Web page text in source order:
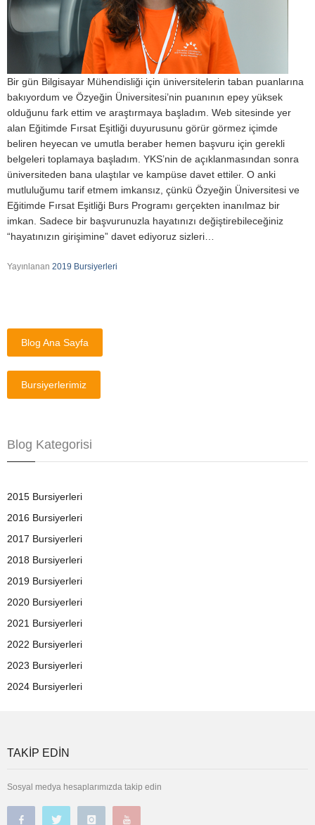
Bir gün Bilgisayar Mühendisliği için üniversitelerin taban puanlarına
bakıyordum ve Özyeğin Üniversitesi’nin puanının epey yüksek
olduğunu fark ettim ve araştırmaya başladım. Web sitesinde yer
alan Eğitimde Fırsat Eşitliği duyurusunu görür görmez içimde
beliren heyecan ve umutla beraber hemen başvuru için gerekli
belgeleri toplamaya başladım. YKS’nin de açıklanmasından sonra
üniversiteden bana ulaştılar ve kampüse davet ettiler. O anki
mutluluğumu tarif etmem imkansız, çünkü Özyeğin Üniversitesi ve
Eğitimde Fırsat Eşitliği Burs Programı gerçekten inanılmaz bir
imkan. Sadece bir başvurunuzla hayatınızı değiştirebileceğiniz
“hayatınızın girişimine” davet ediyoruz sizleri…
Yayınlanan 2019 Bursiyerleri
Blog Ana Sayfa
Bursiyerlerimiz
Blog Kategorisi
2015 Bursiyerleri
2016 Bursiyerleri
2017 Bursiyerleri
2018 Bursiyerleri
2019 Bursiyerleri
2020 Bursiyerleri
2021 Bursiyerleri
2022 Bursiyerleri
2023 Bursiyerleri
2024 Bursiyerleri
TAKIP EDIN
Sosyal medya hesaplarımızda takip edin